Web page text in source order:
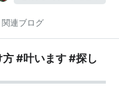
関連ブログ
#叶います #探し